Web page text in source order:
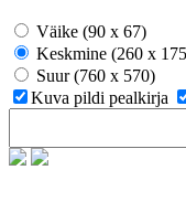
Väike (90 x 67)
Keskmine (260 x
Suur (760 x 570)
Kuva pildi pealkirja